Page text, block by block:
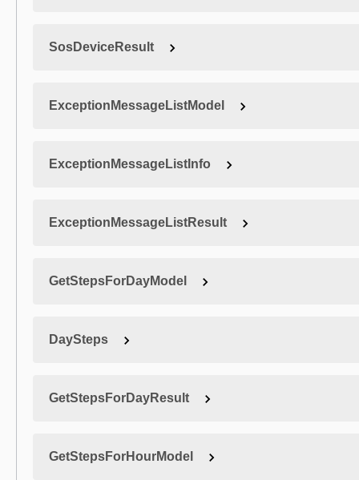
SosDeviceResult
ExceptionMessageListModel
ExceptionMessageListInfo
ExceptionMessageListResult
GetStepsForDayModel
DaySteps
GetStepsForDayResult
GetStepsForHourModel